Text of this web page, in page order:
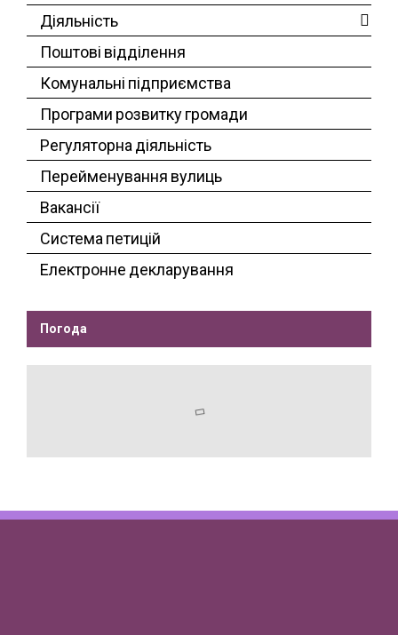
Діяльність
Поштові відділення
Комунальні підприємства
Програми розвитку громади
Регуляторна діяльність
Перейменування вулиць
Вакансії
Система петицій
Електронне декларування
Погода